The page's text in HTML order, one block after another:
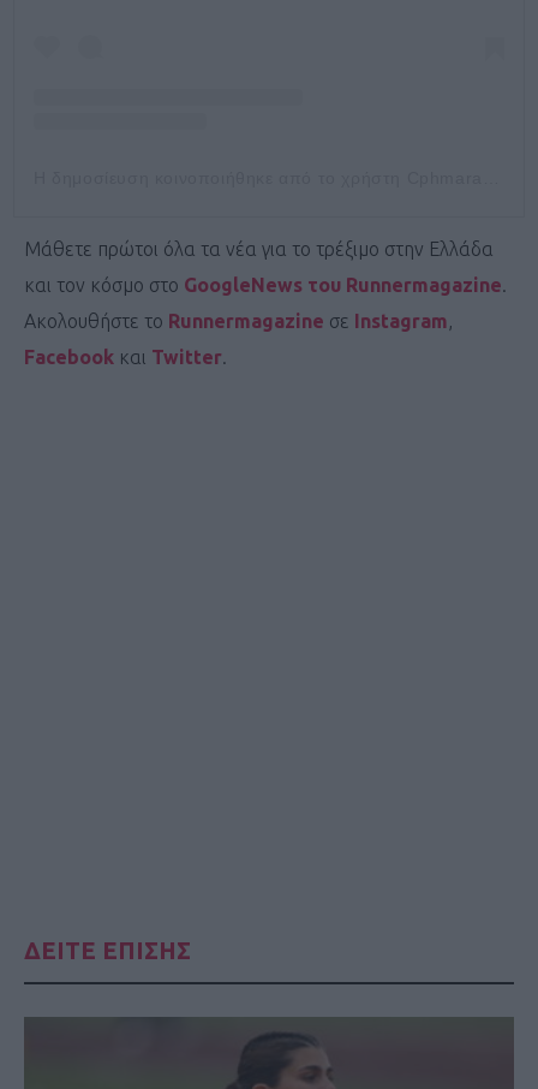
Μάθετε πρώτοι όλα τα νέα για το τρέξιμο στην Ελλάδα
και τον κόσμο στο GoogleNews του Runnermagazine.
Ακολουθήστε το Runnermagazine σε Instagram,
Facebook και Twitter.
ΔΕΙΤΕ ΕΠΙΣΗΣ